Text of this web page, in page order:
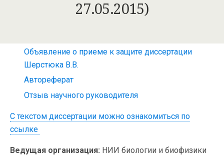
27.05.2015)
Объявление о приеме к защите диссертации
Шерстюка В.В.
Автореферат
Отзыв научного руководителя
С текстом диссертации можно ознакомиться по
ссылке
Ведущая организация: НИИ биологии и биофизики